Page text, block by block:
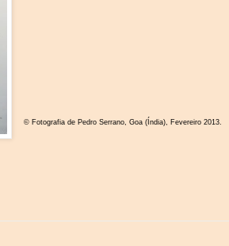
© Fotografia de Pedro Serrano, Goa (Índia), Fevereiro 2013.